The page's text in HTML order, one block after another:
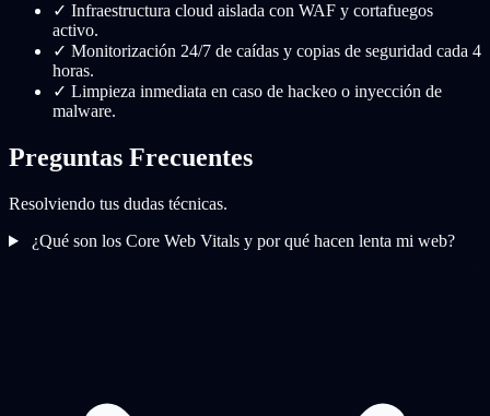
✓ Infraestructura cloud aislada con WAF y cortafuegos
activo.
✓ Monitorización 24/7 de caídas y copias de seguridad cada 4
horas.
✓ Limpieza inmediata en caso de hackeo o inyección de
malware.
Preguntas Frecuentes
Resolviendo tus dudas técnicas.
¿Qué son los Core Web Vitals y por qué hacen lenta mi web?